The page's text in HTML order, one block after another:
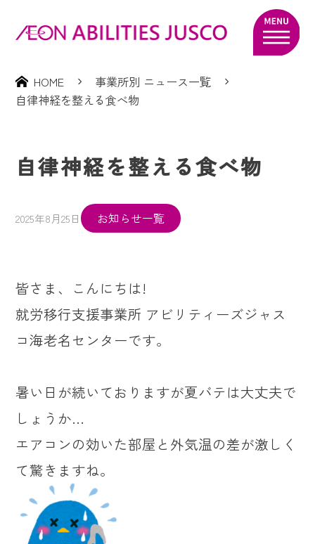
HOME
事業所別 ニュース一覧
自律神経を整える食べ物
自律神経を整える食べ物
2025年8月25日 お知らせ一覧
皆さま、こんにちは!
就労移行支援事業所 アビリティーズジャス
コ海老名センターです。
暑い日が続いておりますが夏バテは大丈夫で
しょうか…
エアコンの効いた部屋と外気温の差が激しく
て驚きますね。